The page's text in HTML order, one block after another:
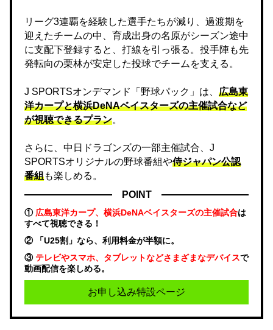
リーグ3連覇を経験した選手たちが減り、過渡期を
迎えたチームの中、育成出身の名原がシーズン途中
に支配下登録すると、打線を引っ張る。投手陣も先
発転向の栗林が安定した投球でチームを支える。
J SPORTSオンデマンド「野球パック」は、 広島東
洋カープと横浜DeNAベイスターズの主催試合など
が視聴できるプラン。
さらに、中日ドラゴンズの一部主催試合、J
SPORTSオリジナルの野球番組や侍ジャパン公認
番組も楽しめる。
POINT
① 広島東洋カープ、横浜DeNAベイスターズの主催試合は
すべて視聴できる！
② 「U25割」なら、利用料金が半額に。
③ テレビやスマホ、タブレットなどさまざまなデバイスで
動画配信を楽しめる。
お申し込み特設ページ